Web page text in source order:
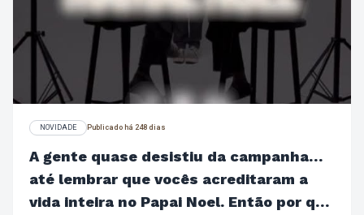
NOVIDADE Publicado há 248 dias
A gente quase desistiu da campanha…
até lembrar que vocês acreditaram a
vida inteira no Papai Noel. Então por que